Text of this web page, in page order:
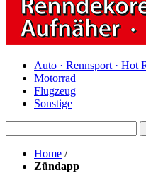
Auto · Rennsport · Hot
Motorrad
Flugzeug
Sonstige
Home /
Zündapp